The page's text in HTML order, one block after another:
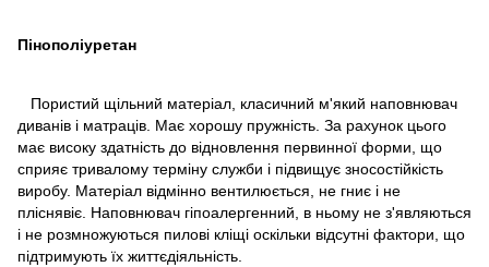
Пінополіуретан
Пористий щільний матеріал, класичний м'який наповнювач
диванів і матраців. Має хорошу пружність. За рахунок цього
має високу здатність до відновлення первинної форми, що
сприяє тривалому терміну служби і підвищує зносостійкість
виробу. Матеріал відмінно вентилюється, не гниє і не
пліснявіє. Наповнювач гіпоалергенний, в ньому не з'являються
і не розмножуються пилові кліщі оскільки відсутні фактори, що
підтримують їх життєдіяльність.